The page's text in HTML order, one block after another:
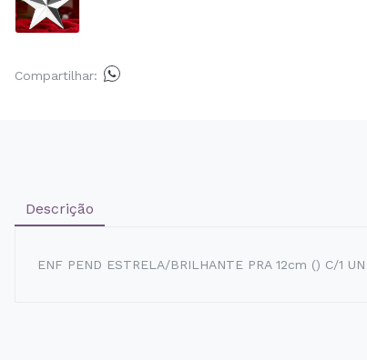
Compartilhar:
Descrição
ENF PEND ESTRELA/BRILHANTE PRA 12cm () C/1 UN